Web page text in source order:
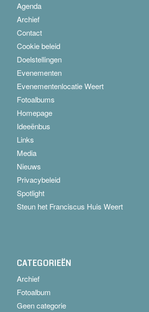
Agenda
Archief
Contact
Cookie beleid
Doelstellingen
Evenementen
Evenementenlocatie Weert
Fotoalbums
Homepage
Ideeënbus
Links
Media
Nieuws
Privacybeleid
Spotlight
Steun het Franciscus Huis Weert
CATEGORIEËN
Archief
Fotoalbum
Geen categorie